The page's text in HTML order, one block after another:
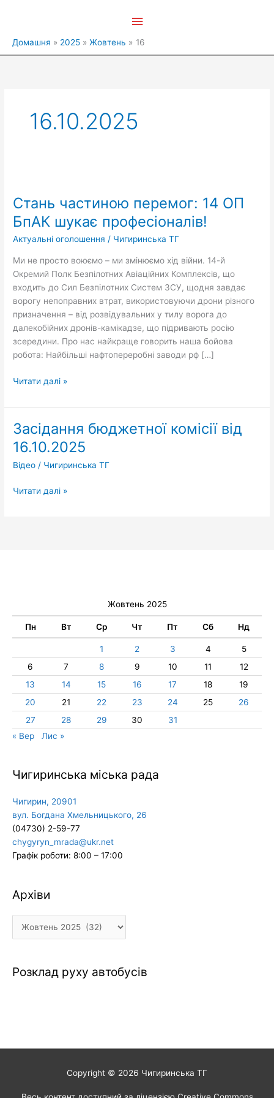
меню
Домашня 2025 Жовтень 16
16.10.2025
Стань частиною перемог: 14 ОП
БпАК шукає професіоналів!
Актуальні оголошення / Чигиринська ТГ
Ми не просто воюємо – ми змінюємо хід війни. 14-й
Окремий Полк Безпілотних Авіаційних Комплексів, що
входить до Сил Безпілотних Систем ЗСУ, щодня завдає
ворогу непоправних втрат, використовуючи дрони різного
призначення – від розвідувальних у тилу ворога до
далекобійних дронів-камікадзе, що підривають росію
зсередини. Про нас найкраще говорить наша бойова
робота: Найбільші нафтопереробні заводи рф […]
перемог:
14
ОП
БпАК
професіоналів!
Читати далі »
Засідання бюджетної комісії від
16.10.2025
Відео / Чигиринська ТГ
Засідання
бюджетної
комісії
від
Читати далі »
Жовтень 2025
Пн Вт Ср Чт Пт Сб Нд
1 2 3 4
5
6
7 8 9 10 11
12
13
14 15 16 17 18
19
20
21 22 23 24 25
26
27
28 29 30
31
« Вер
Лис »
Чигиринська міська рада
Чигирин, 20901
вул. Богдана Хмельницького, 26
(04730) 2-59-77
chygyryn_mrada@ukr.net
Графік роботи: 8:00 – 17:00
Архіви
Архіви
Розклад руху автобусів
Copyright © 2026 Чигиринська ТГ